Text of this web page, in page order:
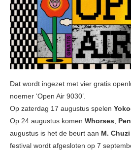
Dat wordt ingezet met vier gratis
noemer ‘Open Air 9030’.
Op zaterdag 17 augustus spelen
Op 24 augustus komen Whorses
augustus is het de beurt aan M. Chuzi
festival wordt afgesloten op 7